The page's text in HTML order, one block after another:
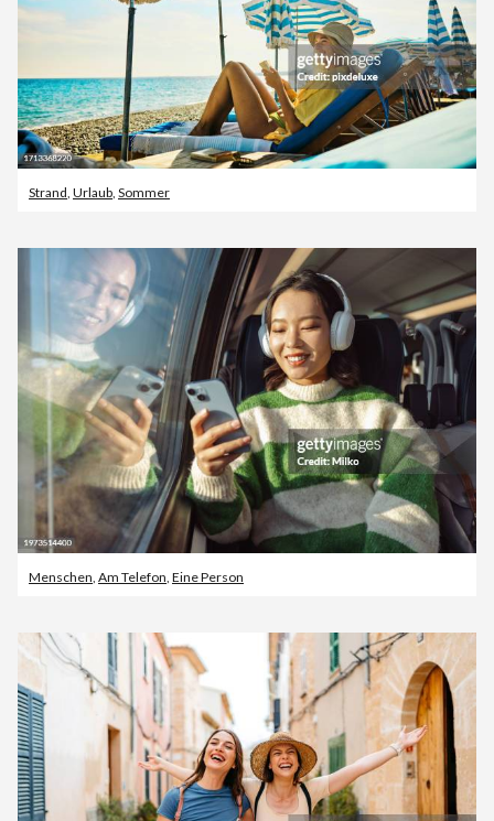
Strand, Urlaub, Sommer
Menschen, Am Telefon, Eine Person